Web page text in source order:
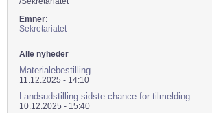
Emner:
Sekretariatet
Alle nyheder
Materialebestilling
11.12.2025 - 14:10
Landsudstilling sidste chance for tilmelding
10.12.2025 - 15:40